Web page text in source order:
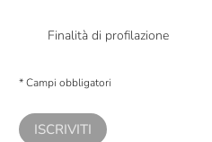
Finalità di profilazione
comunicazioni commerciali
* Campi obbligatori
ISCRIVITI